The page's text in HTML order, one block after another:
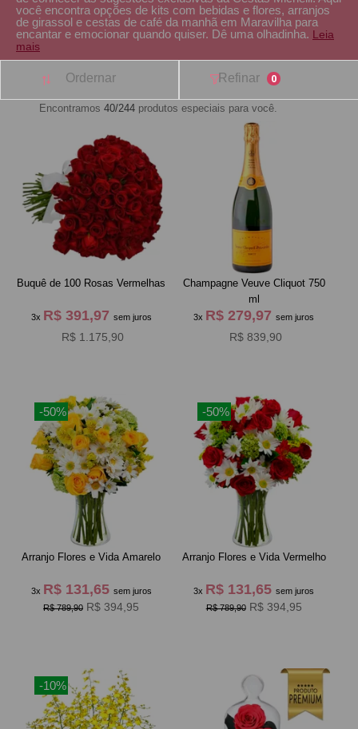
você encontra opções de kits com bebidas e flores, arranjos
de girassol e cestas de café da manhã em Maravilha para
encantar e emocionar quando quiser. Dê uma olhadinha. Leia
mais
Refinar 0
Ordernar
Encontramos40/244 produtos especiais para você.
Buquê de 100 Rosas Vermelhas
3x R$ 391,97 sem juros
R$ 1.175,90
Champagne Veuve Cliquot 750
ml
3x R$ 279,97sem juros
R$ 839,90
-50%
Arranjo Flores e Vida Amarelo
3x R$ 131,65 sem juros
R$ 789,90 R$ 394,95
-50%
Arranjo Flores e Vida Vermelho
3x R$ 131,65sem juros
R$ 789,90 R$ 394,95
-10%